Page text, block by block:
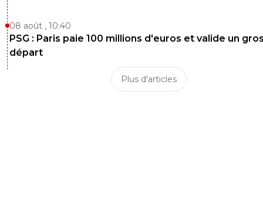
08 août , 10:40
PSG : Paris paie 100 millions d'euros et valide un
départ
Plus d'articles